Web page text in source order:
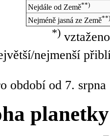
Nejdále od Země**)
Nejméně jasná ze Země**)
*)
nejmenší
období od 7.